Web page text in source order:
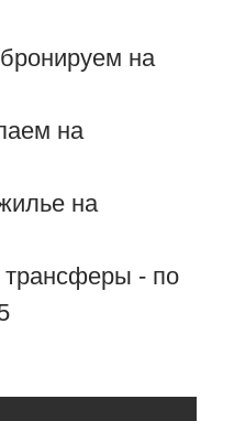
на
на
на
трансферы - по